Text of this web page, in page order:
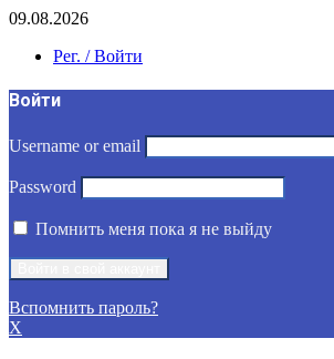
09.08.2026
Рег. / Войти
Войти
Username or email
Password
Помнить меня пока я не выйду
Вспомнить пароль?
X